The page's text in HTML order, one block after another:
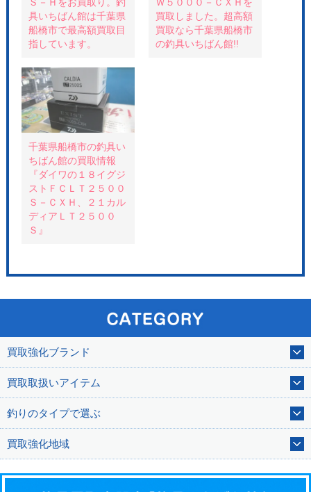
し
い
ウ
ィ
ン
ド
で
開
き
ま
す
)
ク
し
て
く
だ
さ
(
新
し
い
ウ
ィ
ン
ド
ウ
で
開
き
ま
す
)
新
し
い
ド
ま
す
)
Ｓ－Ｈをお買取り。釣
具いちばん館は千葉県
船橋市で最高額買取目
指しています。
Ｗ５０００－ＣＸＨを
買取しました。超高額
買取なら千葉県船橋市
の釣具いちばん館!!
千葉県船橋市の釣具い
ちばん館の買取情報
『ダイワの１８イグジ
ストＦＣＬＴ２５００
Ｓ－ＣＸＨ、２１カル
ディアＬＴ２５００
Ｓ』
買取強化ブランド
買取取扱いアイテム
釣りのタイプで選ぶ
買取強化地域